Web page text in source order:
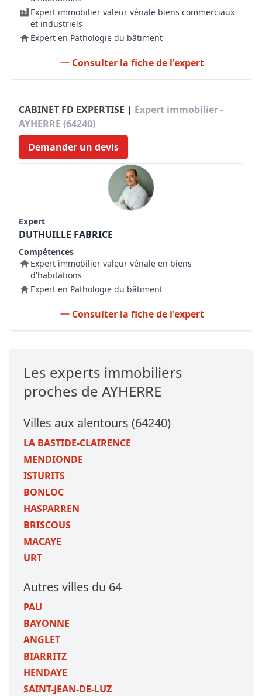
Expert immobilier valeur vénale biens commerciaux
et industriels
Expert en Pathologie du bâtiment
Consulter la fiche de l'expert
CABINET FD EXPERTISE | Expert immobilier -
AYHERRE (64240)
Demander un devis
Expert
DUTHUILLE FABRICE
Compétences
Expert immobilier valeur vénale en biens
d'habitations
Expert en Pathologie du bâtiment
Consulter la fiche de l'expert
Les experts immobiliers
proches de AYHERRE
Villes aux alentours (64240)
LA BASTIDE-CLAIRENCE
MENDIONDE
ISTURITS
BONLOC
HASPARREN
BRISCOUS
MACAYE
URT
Autres villes du 64
PAU
BAYONNE
ANGLET
BIARRITZ
HENDAYE
SAINT-JEAN-DE-LUZ